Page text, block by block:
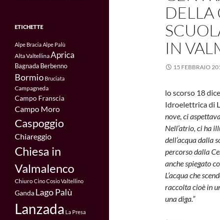
DELLA
IN
15 FEBBRAIO
lo scorso 18
Idroelettrica di
nove, ci
Nell’atrio, ci ha
dell’acqua dalla
percorso dalla
anche spiegato
L’acqua che
raccolta cioè in
una diga.”
ETICHETTE
Alpe Bracia Alpe Palù
Alta ValtellinaAprica
Bagnada Berbenno
Bormio Bruciata
Campagneda
Campo Franscia
Campo Moro
Caspoggio
Chiareggio
Chiesa in
Valmalenco
ChiuroCinoCosio Valtellino
GandaLago Palù
Lanzada La Presa